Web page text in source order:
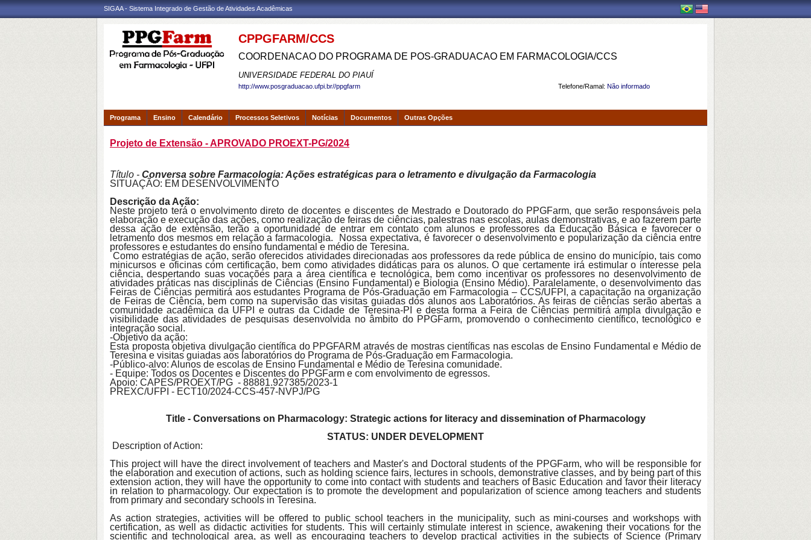
SIGAA - Sistema Integrado de Gestão de Atividades Acadêmicas
CPPGFARM/CCS
COORDENACAO DO PROGRAMA DE POS-GRADUACAO EM FARMACOLOGIA/CCS
UNIVERSIDADE FEDERAL DO PIAUÍ
Telefone/Ramal: Não informado
http://www.posgraduacao.ufpi.br//ppgfarm
Programa Ensino Calendário Processos Seletivos Notícias Documentos Outras Opções
Projeto de Extensão - APROVADO PROEXT-PG/2024
Título - Conversa sobre Farmacologia: Ações estratégicas para o letramento e divulgação da Farmacologia
SITUAÇÃO: EM DESENVOLVIMENTO
Descrição da Ação:
Neste projeto terá o envolvimento direto de docentes e discentes de Mestrado e Doutorado do PPGFarm, que serão responsáveis pela
elaboração e execução das ações, como realização de feiras de ciências, palestras nas escolas, aulas demonstrativas, e ao fazerem parte
dessa ação de extensão, terão a oportunidade de entrar em contato com alunos e professores da Educação Básica e favorecer o
letramento dos mesmos em relação a farmacologia. Nossa expectativa, é favorecer o desenvolvimento e popularização da ciência entre
professores e estudantes do ensino fundamental e médio de Teresina.
Como estratégias de ação, serão oferecidos atividades direcionadas aos professores da rede pública de ensino do município, tais como
minicursos e oficinas com certificação, bem como atividades didáticas para os alunos. O que certamente irá estimular o interesse pela
ciência, despertando suas vocações para a área científica e tecnológica, bem como incentivar os professores no desenvolvimento de
atividades práticas nas disciplinas de Ciências (Ensino Fundamental) e Biologia (Ensino Médio). Paralelamente, o desenvolvimento das
Feiras de Ciências permitirá aos estudantes Programa de Pós-Graduação em Farmacologia – CCS/UFPI, a capacitação na organização
de Feiras de Ciência, bem como na supervisão das visitas guiadas dos alunos aos Laboratórios. As feiras de ciências serão abertas a
comunidade acadêmica da UFPI e outras da Cidade de Teresina-PI e desta forma a Feira de Ciências permitirá ampla divulgação e
visibilidade das atividades de pesquisas desenvolvida no âmbito do PPGFarm, promovendo o conhecimento científico, tecnológico e
integração social.
-Objetivo da ação:
Esta proposta objetiva divulgação científica do PPGFARM através de mostras científicas nas escolas de Ensino Fundamental e Médio de
Teresina e visitas guiadas aos laboratórios do Programa de Pós-Graduação em Farmacologia.
-Público-alvo: Alunos de escolas de Ensino Fundamental e Médio de Teresina comunidade.
- Equipe: Todos os Docentes e Discentes do PPGFarm e com envolvimento de egressos.
Apoio: CAPES/PROEXT/PG - 88881.927385/2023-1
PREXC/UFPI - ECT10/2024-CCS-457-NVPJ/PG
Title - Conversations on Pharmacology: Strategic actions for literacy and dissemination of Pharmacology
STATUS: UNDER DEVELOPMENT
Description of Action:
This project will have the direct involvement of teachers and Master's and Doctoral students of the PPGFarm, who will be responsible for
the elaboration and execution of actions, such as holding science fairs, lectures in schools, demonstrative classes, and by being part of this
extension action, they will have the opportunity to come into contact with students and teachers of Basic Education and favor their literacy
in relation to pharmacology. Our expectation is to promote the development and popularization of science among teachers and students
from primary and secondary schools in Teresina.
As action strategies, activities will be offered to public school teachers in the municipality, such as mini-courses and workshops with
certification, as well as didactic activities for students. This will certainly stimulate interest in science, awakening their vocations for the
scientific and technological area, as well as encouraging teachers to develop practical activities in the subjects of Science (Primary